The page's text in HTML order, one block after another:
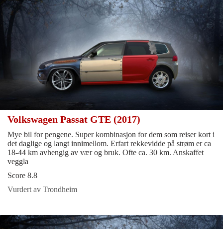
Volkswagen Passat GTE (2017)
Mye bil for pengene. Super kombinasjon for dem som reiser kort i
det daglige og langt innimellom. Erfart rekkevidde på strøm er ca
18-44 km avhengig av vær og bruk. Ofte ca. 30 km. Anskaffet
veggla
Score 8.8
Vurdert av Trondheim